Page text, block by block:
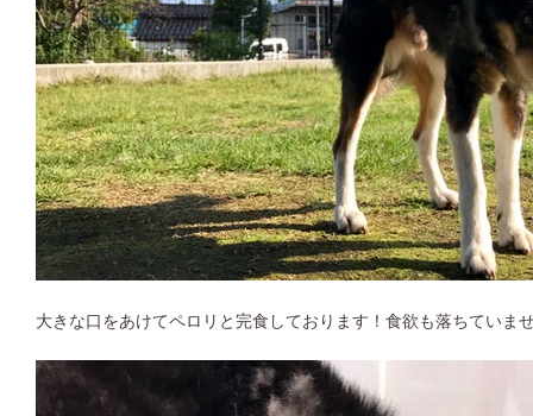
大きな口をあけてペロリと完食しております！食欲も落ちていま